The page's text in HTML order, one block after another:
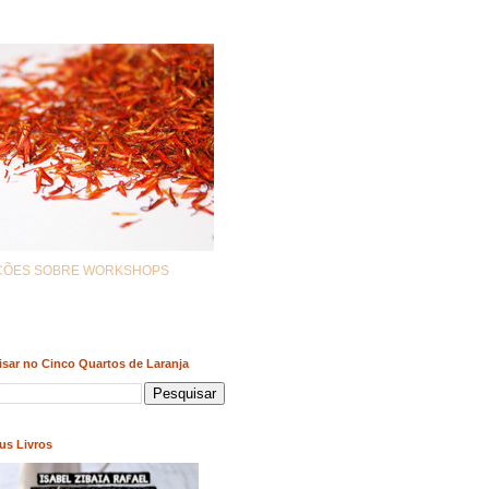
SOBRE WORKSHOPS
no Cinco Quartos de Laranja
Livros